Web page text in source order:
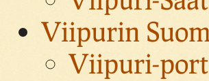
Viipurin
Viipuri-